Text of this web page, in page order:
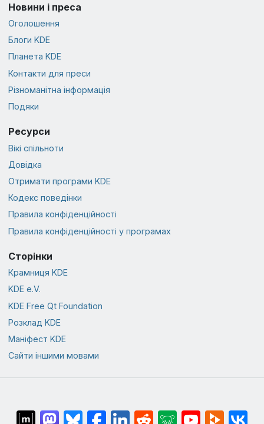
Новини і преса
Оголошення
Блоги KDE
Планета KDE
Контакти для преси
Різноманітна інформація
Подяки
Ресурси
Вікі спільноти
Довідка
Отримати програми KDE
Кодекс поведінки
Правила конфіденційності
Правила конфіденційності у програмах
Сторінки
Крамниця KDE
KDE e.V.
KDE Free Qt Foundation
Розклад KDE
Маніфест KDE
Сайти іншими мовами